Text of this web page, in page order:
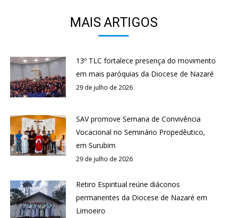
MAIS ARTIGOS
13º TLC fortalece presença do movimento
em mais paróquias da Diocese de Nazaré
29 de julho de 2026
SAV promove Semana de Convivência
Vocacional no Seminário Propedêutico,
em Surubim
29 de julho de 2026
Retiro Espiritual reúne diáconos
permanentes da Diocese de Nazaré em
Limoeiro